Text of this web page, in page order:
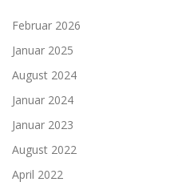
Februar 2026
Januar 2025
August 2024
Januar 2024
Januar 2023
August 2022
April 2022